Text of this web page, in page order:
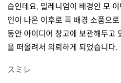
습인데요. 밀레니엄이 배경인 모
인이 나온 이후로 꼭 배경 소품으
동안 아이디어 창고에 보관해두고
을 떠올려서 의뢰하게 되었습니다.
スミレ